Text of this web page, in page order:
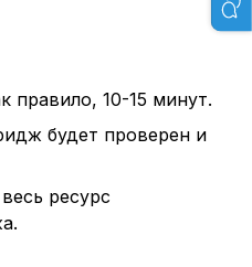
правило, 10-15 минут.
будет проверен и
ресурс